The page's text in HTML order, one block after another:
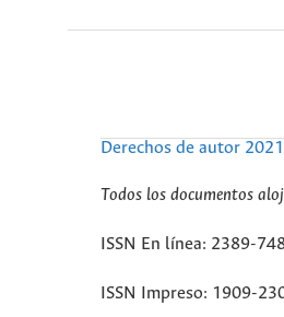
Derechos de autor
Todos los documentos
ISSN En línea: 2389-
ISSN Impreso: 1909-